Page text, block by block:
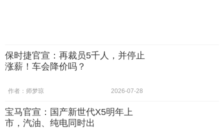
保时捷官宣：再裁员5千人，并停止
涨薪！车会降价吗？
作者：师梦琼 2026-07-28
宝马官宣：国产新世代X5明年上
市，汽油、纯电同时出